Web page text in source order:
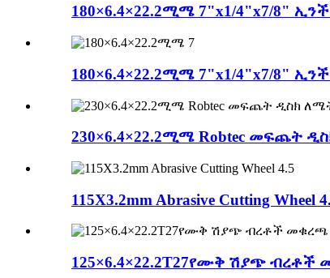
180×6.4×22.2ሚሜ 7"x1/4"x7/8"
180×6.4×22.2ሚሜ 7"x1/4"x7/8"
230×6.4×22.2ሚሜ Robtec መፍጨት
115X3.2mm Abrasive Cutting Wheel
125×6.4×22.2T27የሙቅ ሽያጭ